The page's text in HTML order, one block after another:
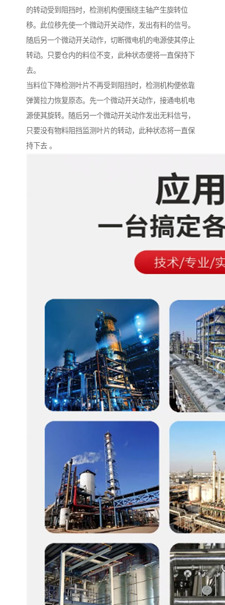
的转动受到阻挡时，检测机构便围绕主轴产生旋转位
移。此位移先使一个微动开关动作，发出有料的信号。
随后另一个微动开关动作，切断微电机的电源使其停止
转动。只要仓内的料位不变，此种状态便将一直保持下
去。
当料位下降检测叶片不再受到阻挡时，检测机构便依靠
弹簧拉力恢复原态。先一个微动开关动作，接通电机电
源使其旋转。随后另一个微动开关动作发出无料信号，
只要没有物料阻挡监测叶片的转动，此种状态将一直保
持下去 。